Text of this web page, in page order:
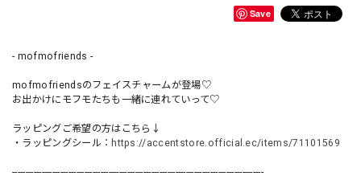
Save
- mofmofriends -
mofmofriendsのフェイスチャームが登場♡
お出かけにモフモたちも一緒に連れていって♡
ラッピングご希望の方はこちら↓
・ラッピングシール： https://accentstore.official.ec/items/71101569
----------------------------------------------------------------------------------------------